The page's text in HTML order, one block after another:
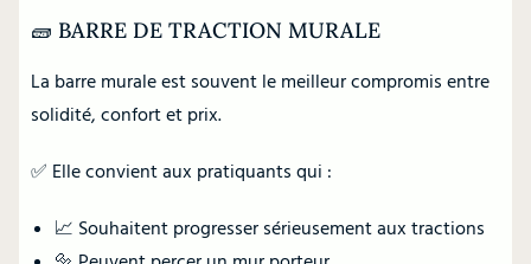
🧱 BARRE DE TRACTION MURALE
La barre murale est souvent le meilleur compromis entre
solidité, confort et prix.
✅ Elle convient aux pratiquants qui :
📈 Souhaitent progresser sérieusement aux tractions